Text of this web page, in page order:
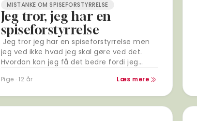
MISTANKE OM SPISEFORSTYRRELSE
Jeg tror, jeg har en
spiseforstyrrelse
Jeg tror jeg har en spiseforstyrrelse men
jeg ved ikke hvad jeg skal gøre ved det.
Hvordan kan jeg få det bedre fordi jeg
Pige · 12 år Læs mere